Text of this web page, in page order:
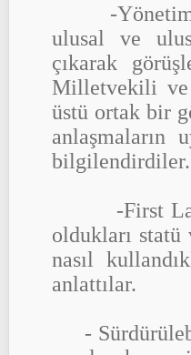
-Yönetim,
ulusal ve
çıkarak
Milletvekili ve
üstü ortak bir
anlaşmaların
bilgilendirdiler.
-First
oldukları statü
nasıl
anlattılar.
-